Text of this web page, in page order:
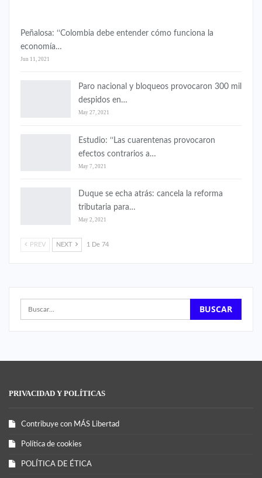
Peñalosa: ‘‘Colombia debe entender cómo funciona la
economía…
Jun 11, 2021
Paro nacional y bloqueos provocaron 300 mil
despidos en…
May 27, 2021
Estudio: ‘‘Las cuarentenas provocaron
efectos contrarios a…
May 7, 2021
Duque se echa atrás: cancela la reforma
tributaria para…
May 2, 2021
PREV NEXT 1 De 74
PRIVACIDAD Y POLÍTICAS
Contribuye con MÁS Libertad
Política de cookies
POLÍTICA DE ÉTICA